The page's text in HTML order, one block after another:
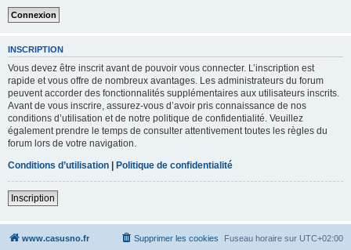
INSCRIPTION
Vous devez être inscrit avant de pouvoir vous connecter. L’inscription est
rapide et vous offre de nombreux avantages. Les administrateurs du forum
peuvent accorder des fonctionnalités supplémentaires aux utilisateurs inscrits.
Avant de vous inscrire, assurez-vous d’avoir pris connaissance de nos
conditions d’utilisation et de notre politique de confidentialité. Veuillez
également prendre le temps de consulter attentivement toutes les règles du
forum lors de votre navigation.
Conditions d’utilisation | Politique de confidentialité
Inscription
www.casusno.fr Fuseau horaire sur UTC+02:00
Supprimer les cookies